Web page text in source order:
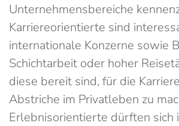
Unternehmensbereiche
Karriereorientierte sind
internationale Konzerne sowie
Schichtarbeit oder hoher
diese bereit sind, für die
Abstriche im Privatleben zu
Erlebnisorientierte dürften sich